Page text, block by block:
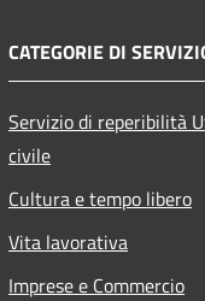
CATEGORIE DI
Servizio di reperibilità
civile
Cultura e tempo libero
Vita lavorativa
Imprese e Commercio